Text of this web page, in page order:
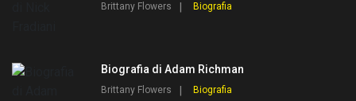
Brittany Flowers Biografia
Biografia di Adam Richman
Brittany Flowers Biografia